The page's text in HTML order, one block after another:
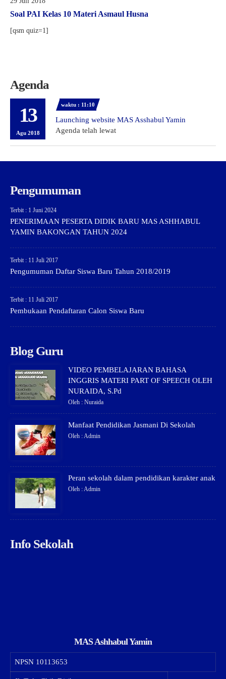
Soal PAI Kelas 10 Materi Asmaul Husna
[qsm quiz=1]
Agenda
13
Agu 2018
waktu : 11:10
Launching website MAS Asshabul Yamin
Agenda telah lewat
Pengumuman
Terbit : 1 Juni 2024
PENERIMAAN PESERTA DIDIK BARU MAS ASHHABUL
YAMIN BAKONGAN TAHUN 2024
Terbit : 11 Juli 2017
Pengumuman Daftar Siswa Baru Tahun 2018/2019
Terbit : 11 Juli 2017
Pembukaan Pendaftaran Calon Siswa Baru
Blog Guru
VIDEO PEMBELAJARAN BAHASA
INGGRIS MATERI PART OF SPEECH OLEH
NURAIDA, S.Pd
Oleh : Nuraida
Manfaat Pendidikan Jasmani Di Sekolah
Oleh : Admin
Peran sekolah dalam pendidikan karakter anak
Oleh : Admin
Info Sekolah
MAS Ashhabul Yamin
NPSN 10113653